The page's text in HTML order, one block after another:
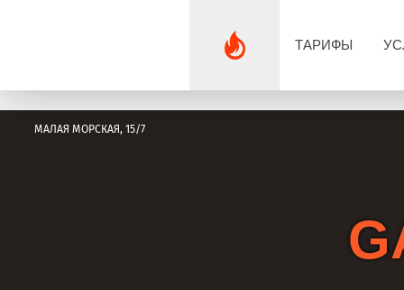
МАЛАЯ МОРСКАЯ, 15/7
ТАРИФЫ